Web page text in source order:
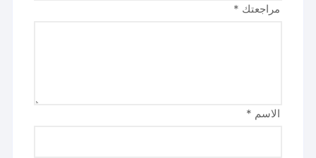
مراجعتك *
الاسم *